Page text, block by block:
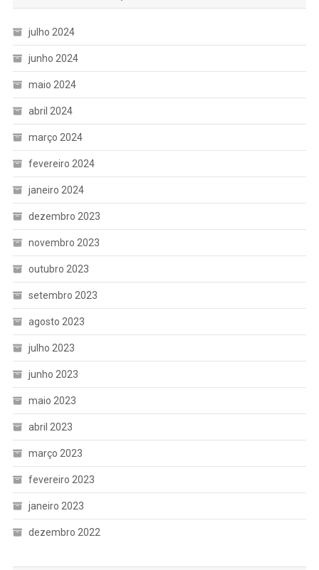
julho 2024
junho 2024
maio 2024
abril 2024
março 2024
fevereiro 2024
janeiro 2024
dezembro 2023
novembro 2023
outubro 2023
setembro 2023
agosto 2023
julho 2023
junho 2023
maio 2023
abril 2023
março 2023
fevereiro 2023
janeiro 2023
dezembro 2022